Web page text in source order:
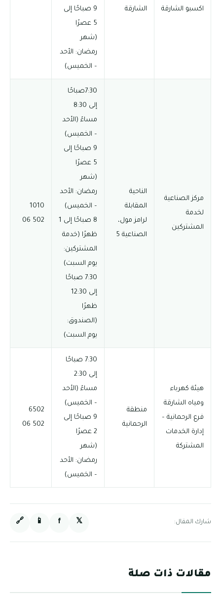
اكسبو الشارقة الشارقة
9 صباحًا إلى
5 عصرًا
(شهر
رمضان: الأحد
– الخميس)
مركز الصناعية
لخدمة
المشتركين
الناحية
المقابلة
لرامز مول،
الصناعية 5
7:30صباحًا
إلى 8:30
مساءً (الأحد
– الخميس)
9 صباحًا إلى
5 عصرًا
(شهر
رمضان: الأحد
– الخميس)
8 صباحًا إلى 1
ظهرًا (خدمة
المشتركين:
يوم السبت)
7:30 صباحًا
إلى 12:30
ظهرًا
(الصندوق:
يوم السبت)
1010
502 06
هيئة كهرباء
ومياه الشارقة
فرع الرحمانية –
إدارة الخدمات
المشتركة
منطقة
الرحمانية
7:30 صباحًا
إلى 2:30
مساءً (الأحد
– الخميس)
9 صباحًا إلى
2 عصرًا
(شهر
رمضان: الأحد
– الخميس)
6502
502 06
شارك المقال: 𝕏
f
📱
🔗
مقالات ذات صلة